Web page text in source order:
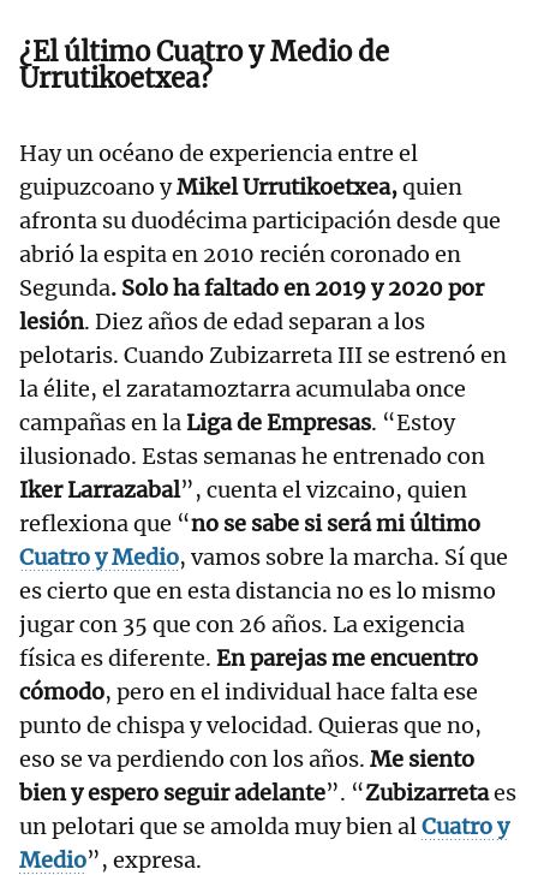
¿El último Cuatro y Medio de
Urrutikoetxea?
Hay un océano de experiencia entre el
guipuzcoano yMikel Urrutikoetxea,quien
afronta su duodécima participación desde que
abrió la espita en 2010 recién coronado en
Segunda. Solo ha faltado en 2019 y 2020 por
lesión. Diez años de edad separan a los
pelotaris. Cuando Zubizarreta III se estrenó en
la élite, el zaratamoztarra acumulaba once
campañas en laLiga de Empresas. “Estoy
ilusionado. Estas semanas he entrenado con
Iker Larrazabal”, cuenta el vizcaino, quien
reflexiona que “no se sabe si será mi último
Cuatro y Medio, vamos sobre la marcha. Sí que
es cierto que en esta distancia no es lo mismo
jugar con 35 que con 26 años. La exigencia
física es diferente. En parejas me encuentro
cómodo, pero en el individual hace falta ese
punto de chispa y velocidad. Quieras que no,
eso se va perdiendo con los años. Me siento
bien y espero seguir adelante”. “Zubizarretaes
un pelotari que se amolda muy bien alCuatro y
Medio”, expresa.